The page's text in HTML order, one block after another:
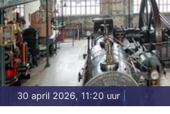
30 april 2026, 11:20 uur